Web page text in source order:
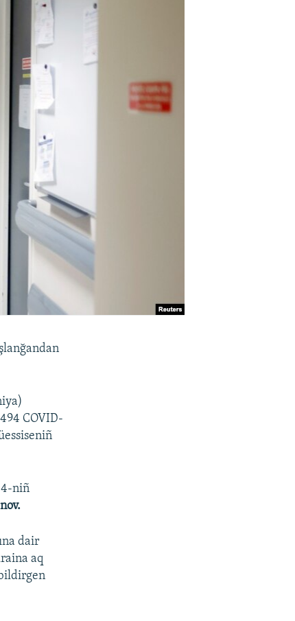
COVID-
4-niñ
dair
aq